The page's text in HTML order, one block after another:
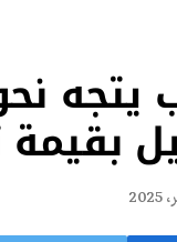
يتجه
تتجاوز